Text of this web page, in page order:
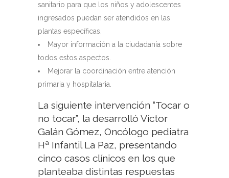
sanitario para que los niños y adolescentes
ingresados puedan ser atendidos en las
plantas específicas.
Mayor información a la ciudadanía sobre
todos estos aspectos.
Mejorar la coordinación entre atención
primaria y hospitalaria.
La siguiente intervención “Tocar o
no tocar”, la desarrolló Víctor
Galán Gómez, Oncólogo pediatra
Hª Infantil La Paz, presentando
cinco casos clínicos en los que
planteaba distintas respuestas